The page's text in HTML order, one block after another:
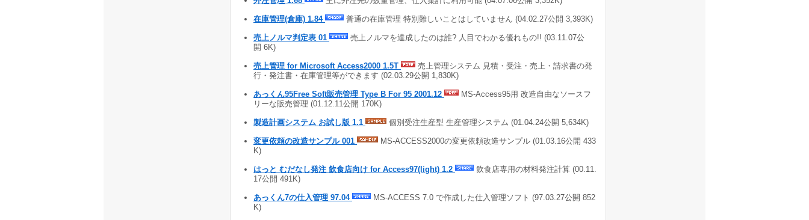
在庫管理(倉庫) 1.84 普通の在庫管理 特別難しいことはしていません (04.02.27公開 3,393K)
売上ノルマ判定表 01
売上ノルマを達成したのは誰? 人目でわかる優れもの!! (03.11.07公
開 6K)
売上管理 for Microsoft Access2000 1.5T
売上管理システム 見積・受注・売上・請求書の発
行・発注書・在庫管理等ができます (02.03.29公開 1,830K)
あっくん95Free Soft販売管理 Type B For 95 2001.12
MS-Access95用 改造自由なソースフ
リーな販売管理 (01.12.11公開 170K)
製造計画システム お試し版 1.1 個別受注生産型 生産管理システム (01.04.24公開 5,634K)
変更依頼の改造サンプル 001
MS-ACCESS2000の変更依頼改造サンプル (01.03.16公開 433
K)
はっと むだなし発注 飲食店向け for Access97(light) 1.2
飲食店専用の材料発注計算 (00.11.
17公開 491K)
あっくん7の仕入管理 97.04
MS-ACCESS 7.0 で作成した仕入管理ソフト (97.03.27公開 852
K)